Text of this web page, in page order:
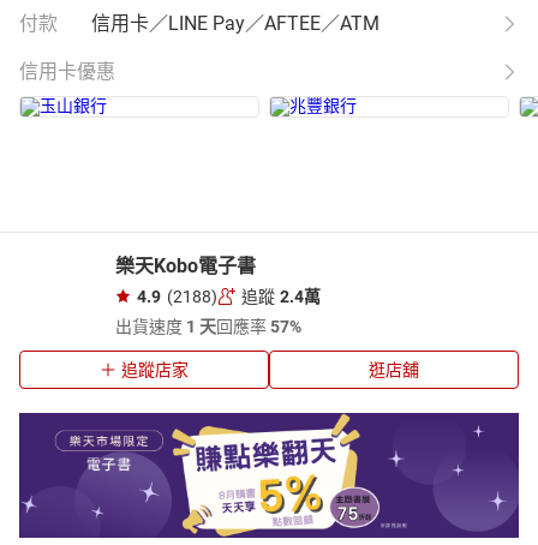
付款 信用卡／LINE Pay／AFTEE／ATM
信用卡優惠
樂天Kobo電子書
4.9 (2188) 追蹤 2.4萬
出貨速度 1 天回應率57%
追蹤店家 逛店舖